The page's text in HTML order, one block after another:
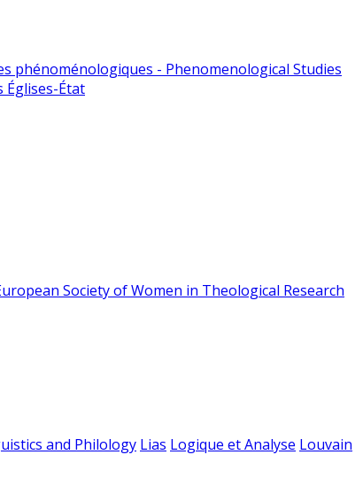
phénoménologiques - Phenomenological Studies
Églises-État
Society of Women in Theological Research
and Philology Lias Logique et Analyse Louvain